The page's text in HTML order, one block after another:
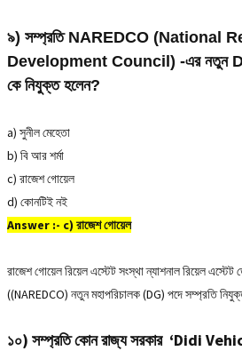
৯) সম্প্রতি NAREDCO (National
Development Council) -এর নতুন
কে নিযুক্ত হলেন?
a) সুনীল মেহেতা
b) বি আর শর্মা
c) রাজেশ গোয়েল
d) কোনটিই নই
Answer :- c) রাজেশ গোয়েল
রাজেশ গোয়েল রিয়েল এস্টেট সংস্থা ন্যাশনাল রিয়েল এস্টেট
((NAREDCO) নতুন মহাপরিচালক (DG) পদে সম্প্রতি
১০) সম্প্রতি কোন রাজ্য সরকার ‘Didi